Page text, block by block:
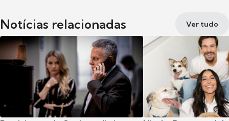
Notícias relacionadas Ver tudo